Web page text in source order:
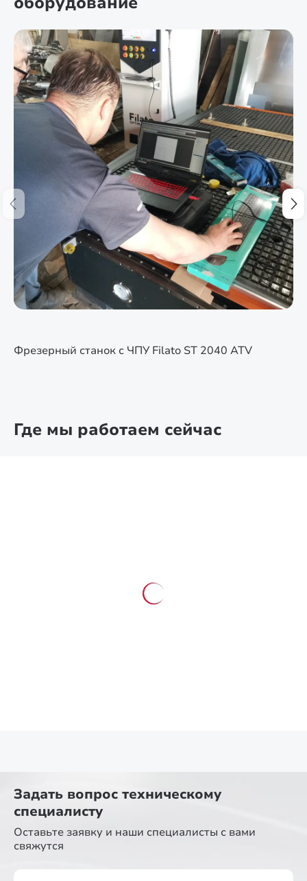
Фрезерный станок с ЧПУ Filato ST 2040 ATV
Где мы работаем сейчас
Задать вопрос техническому
специалисту
Оставьте заявку и наши специалисты с вами
свяжутся